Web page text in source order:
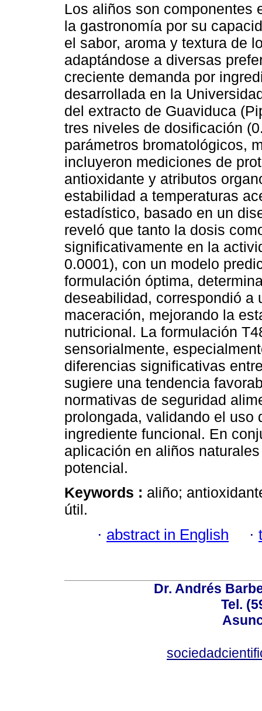
Los aliños son componentes
la gastronomía por su
el sabor, aroma y textura de
adaptándose a diversas
creciente demanda por
desarrollada en la
del extracto de Guaviduca
tres niveles de dosificación
parámetros bromatológicos,
incluyeron mediciones de
antioxidante y atributos
estabilidad a temperaturas
estadístico, basado en un
reveló que tanto la dosis
significativamente en la
0.0001), con un modelo
formulación óptima,
deseabilidad, correspondió a
maceración, mejorando la
nutricional. La formulación
sensorialmente,
diferencias significativas
sugiere una tendencia
normativas de seguridad
prolongada, validando el uso
ingrediente funcional. En
aplicación en aliños
potencial.
Keywords : aliño;
útil.
· abstract in English ·
Dr. Andrés
Tel.